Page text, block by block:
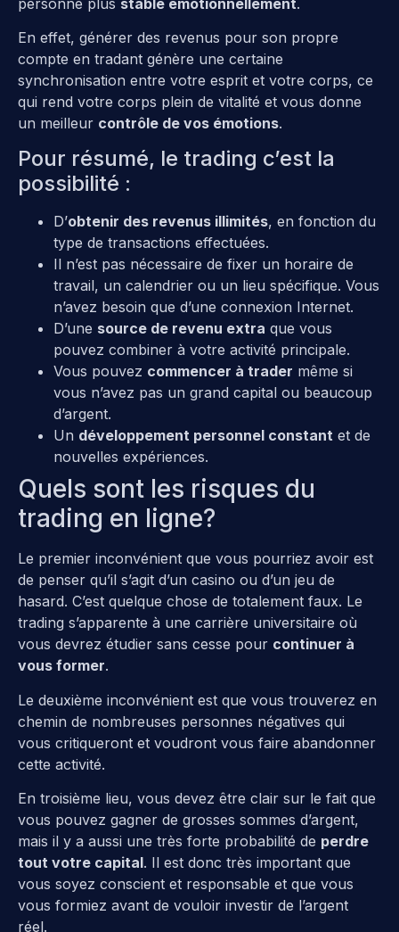
En effet, générer des revenus pour son propre
compte en tradant génère une certaine
synchronisation entre votre esprit et votre corps, ce
qui rend votre corps plein de vitalité et vous donne
un meilleur contrôle de vos émotions.
Pour résumé, le trading c’est la
possibilité :
D’obtenir des revenus illimités, en fonction du
type de transactions effectuées.
Il n’est pas nécessaire de fixer un horaire de
travail, un calendrier ou un lieu spécifique. Vous
n’avez besoin que d’une connexion Internet.
D’une source de revenu extra que vous
pouvez combiner à votre activité principale.
Vous pouvez commencer à trader même si
vous n’avez pas un grand capital ou beaucoup
d’argent.
Un développement personnel constant et de
nouvelles expériences.
Quels sont les risques du
trading en ligne?
Le premier inconvénient que vous pourriez avoir est
de penser qu’il s’agit d’un casino ou d’un jeu de
hasard. C’est quelque chose de totalement faux. Le
trading s’apparente à une carrière universitaire où
vous devrez étudier sans cesse pour continuer à
vous former.
Le deuxième inconvénient est que vous trouverez en
chemin de nombreuses personnes négatives qui
vous critiqueront et voudront vous faire abandonner
cette activité.
En troisième lieu, vous devez être clair sur le fait que
vous pouvez gagner de grosses sommes d’argent,
mais il y a aussi une très forte probabilité de perdre
tout votre capital. Il est donc très important que
vous soyez conscient et responsable et que vous
vous formiez avant de vouloir investir de l’argent
réel.